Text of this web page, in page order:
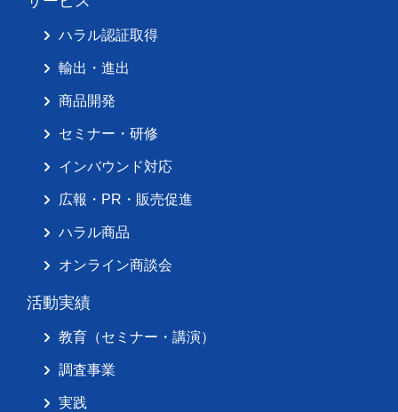
ハラル認証取得
輸出・進出
商品開発
セミナー・研修
インバウンド対応
広報・PR・販売促進
ハラル商品
オンライン商談会
活動実績
教育（セミナー・講演）
調査事業
実践